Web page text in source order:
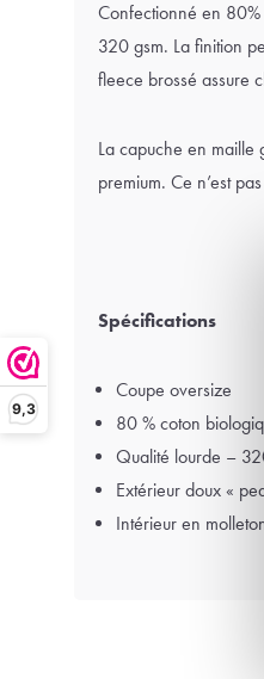
9,3
Confectionné en
320 gsm. La finition
fleece brossé assure
La capuche en maille
premium. Ce n’est
Spécifications
Coupe oversize
80 % coton
Qualité lourde –
Extérieur doux «
Intérieur en molleton